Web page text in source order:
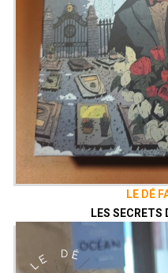
LE DÉ
LES SECRETS